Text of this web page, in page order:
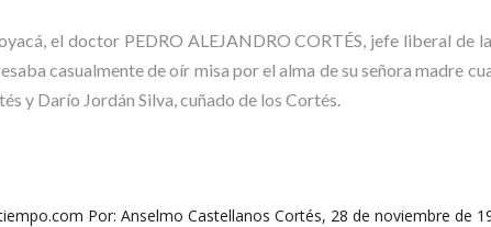
el doctor PEDRO ALEJANDRO CORTÉS, jefe liberal de
casualmente de oír misa por el alma de su señora madre
y Darío Jordán Silva, cuñado de los Cortés.
Por: Anselmo Castellanos Cortés, 28 de noviembre de